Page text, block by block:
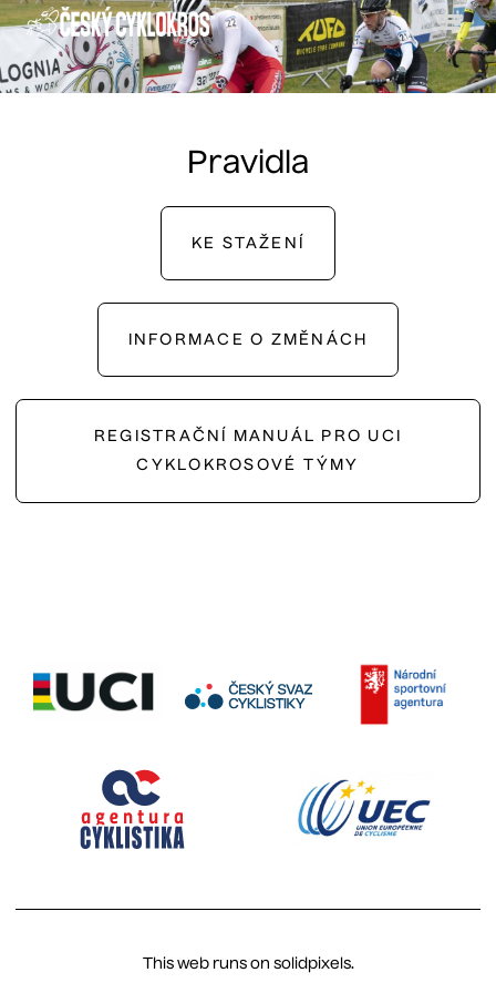
Menu
Pravidla
KE STAŽENÍ
INFORMACE O ZMĚNÁCH
REGISTRAČNÍ MANUÁL PRO UCI
CYKLOKROSOVÉ TÝMY
This web runs on solidpixels.